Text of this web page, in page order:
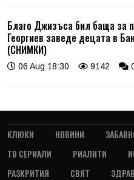
Благо Джизъса бил баща за
Георгиев заведе децата в
(СНИМКИ)
06 Aug 18:30 9142
КЛЮКИ НОВИНИ
ТВ СЕРИАЛИ
РИАЛИТИ
РАЗКРИТИЯ
СВЯТ